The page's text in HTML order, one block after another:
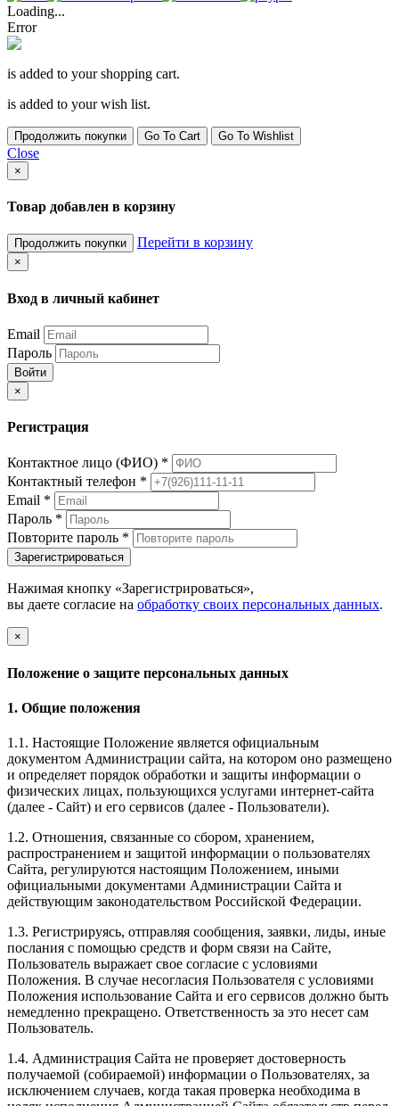
Loading...
Error
is added to your shopping cart.
is added to your wish list.
Продолжить покупки Go To Cart Go To Wishlist
Close
×
Товар добавлен в корзину
Продолжить покупки Перейти в корзину
×
Вход в личный кабинет
Email
Пароль
Войти
×
Регистрация
Контактное лицо (ФИО) *
Контактный телефон *
Email *
Пароль *
Повторите пароль *
Зарегистрироваться
Нажимая кнопку «Зарегистрироваться»,
вы даете согласие на обработку своих персональных данных.
×
Положение о защите персональных данных
1. Общие положения
1.1. Настоящие Положение является официальным
документом Администрации сайта, на котором оно размещено
и определяет порядок обработки и защиты информации о
физических лицах, пользующихся услугами интернет-сайта
(далее - Сайт) и его сервисов (далее - Пользователи).
1.2. Отношения, связанные со сбором, хранением,
распространением и защитой информации о пользователях
Сайта, регулируются настоящим Положением, иными
официальными документами Администрации Сайта и
действующим законодательством Российской Федерации.
1.3. Регистрируясь, отправляя сообщения, заявки, лиды, иные
послания с помощью средств и форм связи на Сайте,
Пользователь выражает свое согласие с условиями
Положения. В случае несогласия Пользователя с условиями
Положения использование Сайта и его сервисов должно быть
немедленно прекращено. Ответственность за это несет сам
Пользователь.
1.4. Администрация Сайта не проверяет достоверность
получаемой (собираемой) информации о Пользователях, за
исключением случаев, когда такая проверка необходима в